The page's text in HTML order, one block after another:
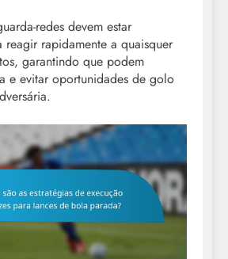
redes devem estar
reagir rapidamente a quaisquer
garantindo que podem
e evitar oportunidades de golo